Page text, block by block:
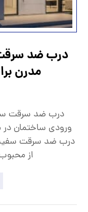
درب ضد
مدرن
درب ضد سرقت
ورودی ساختمان در
درب ضد سرقت سفید
از